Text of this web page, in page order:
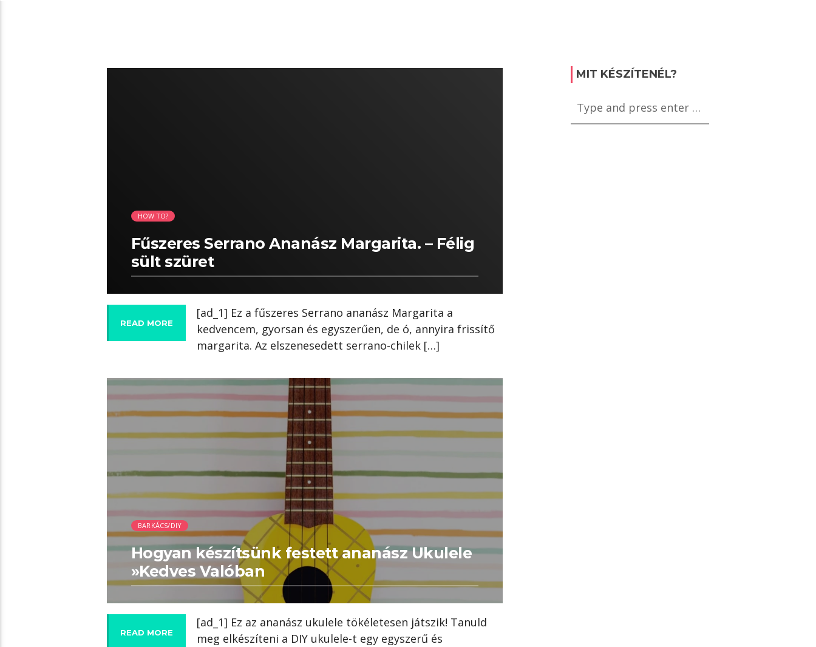
HOW TO?
Fűszeres Serrano Ananász Margarita. – Félig
sült szüret
READ MORE
[ad_1] Ez a fűszeres Serrano ananász Margarita a
kedvencem, gyorsan és egyszerűen, de ó, annyira frissítő
margarita. Az elszenesedett serrano-chilek […]
06:20 READ TIME
BARKÁCS/DIY
Hogyan készítsünk festett ananász Ukulele
»Kedves Valóban
READ MORE
[ad_1] Ez az ananász ukulele tökéletesen játszik! Tanuld
meg elkészíteni a DIY ukulele-t egy egyszerű és
MIT KÉSZÍTENÉL?